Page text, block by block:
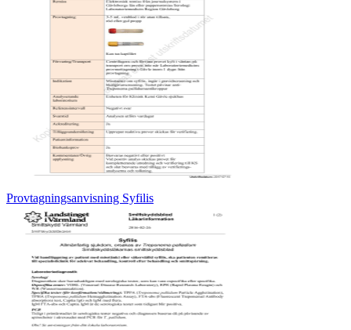
Provtagningsanvisning Syfilis